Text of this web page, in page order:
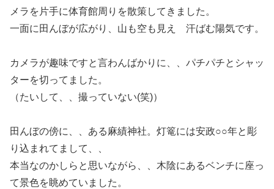
メラを片手に体育館周りを散策してきました。
一面に田んぼが広がり、山も空も見え 汗ばむ陽気です。
カメラが趣味ですと言わんばかりに、、パチパチとシャッ
ターを切ってました。
（たいして、、撮っていない(笑)）
田んぼの傍に、、ある麻績神社。灯篭には安政○○年と彫
り込まれてまして、、
本当なのかしらと思いながら、、木陰にあるベンチに座っ
て景色を眺めていました。